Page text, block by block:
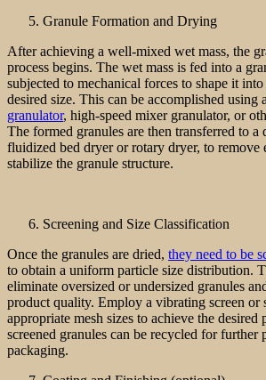
Granule Formation and Drying
After achieving a well-mixed wet mass, the
process begins. The wet mass is fed into a
subjected to mechanical forces to shape it
desired size. This can be accomplished using a
granulator, high-speed mixer granulator, or
The formed granules are then transferred to a
fluidized bed dryer or rotary dryer, to remove
stabilize the granule structure.
Screening and Size Classification
Once the granules are dried, they need to be
to obtain a uniform particle size distribution.
eliminate oversized or undersized granules
product quality. Employ a vibrating screen or
appropriate mesh sizes to achieve the desired
screened granules can be recycled for further
packaging.